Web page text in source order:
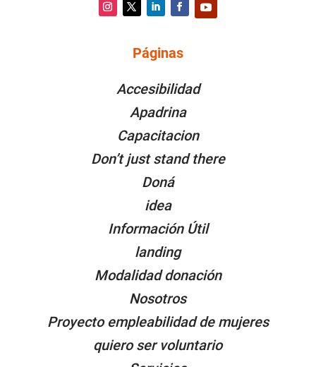
Facebook
Páginas
Accesibilidad
Apadrina
Capacitacion
Don’t just stand there
Doná
idea
Información Útil
landing
Modalidad donación
Nosotros
Proyecto empleabilidad de mujeres
quiero ser voluntario